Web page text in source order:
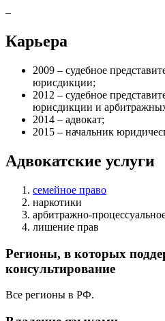
–
Карьера
2009 – судебное
юрисдикции;
2012 – судебное
юрисдикции и
2014 – адвокат;
2015 – начальник
Адвокатские услуги
семейное право
наркотики
арбитражно-
лишение прав
Регионы, в которых
консультирование
Все регионы в РФ.